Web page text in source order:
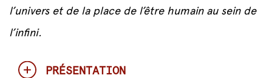
l’univers et de la place de l’être humain au sein de
l’infini.
PRÉSENTATION